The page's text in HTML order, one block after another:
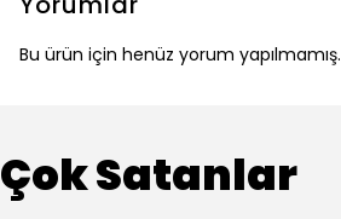
Bu ürün için henüz yorum yapılmamış.
Çok Satanlar